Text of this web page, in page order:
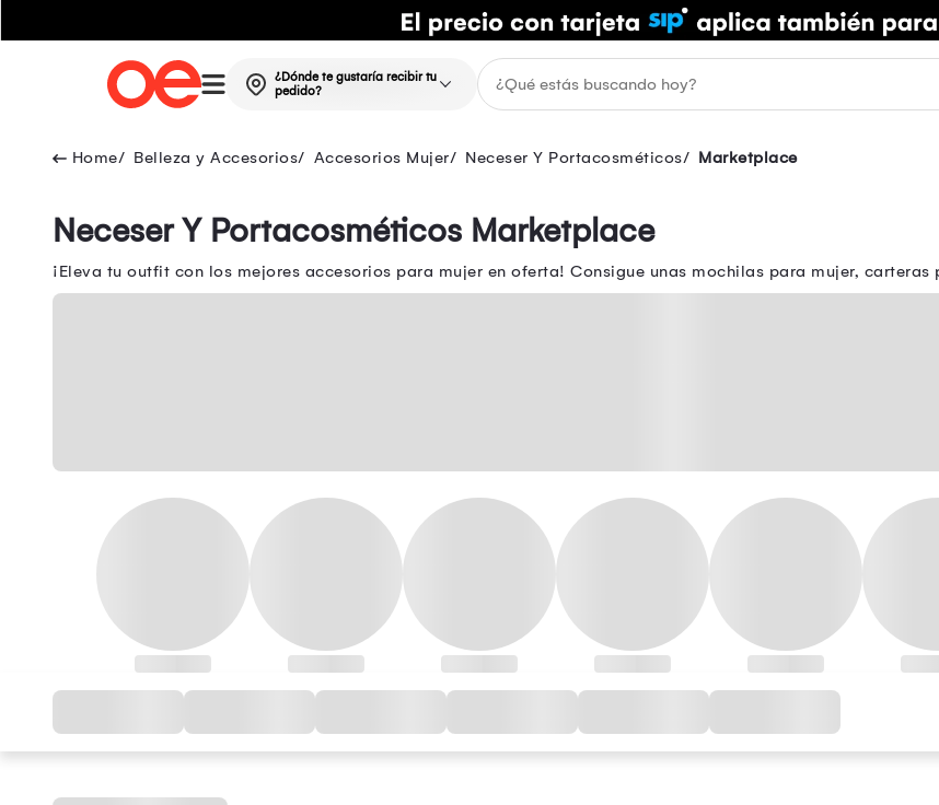
¿Dónde te gustaría recibir tu
pedido?
Belleza y Accesorios Accesorios Mujer Neceser Y Portacosméticos Marketplace
Neceser Y Portacosméticos Marketplace
¡Eleva tu outfit con los mejores accesorios para mujer en oferta! Consigue unas mochilas para mujer,